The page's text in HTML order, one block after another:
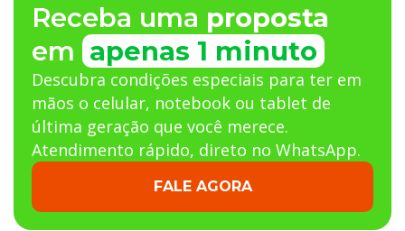
Receba uma proposta
em apenas 1 minuto
Descubra condições especiais para ter em
mãos o celular, notebook ou tablet de
última geração que você merece.
Atendimento rápido, direto no WhatsApp.
FALE AGORA